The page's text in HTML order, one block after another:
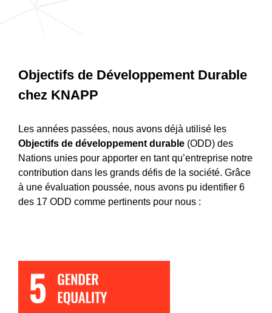
Objectifs de Développement Durable
chez KNAPP
Les années passées, nous avons déjà utilisé les
Objectifs de développement durable (ODD) des
Nations unies pour apporter en tant qu’entreprise notre
contribution dans les grands défis de la société. Grâce
à une évaluation poussée, nous avons pu identifier 6
des 17 ODD comme pertinents pour nous :